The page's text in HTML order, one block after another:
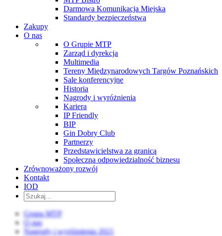
Darmowa Komunikacja Miejska
Standardy bezpieczeństwa
Zakupy
O nas
O Grupie MTP
Zarząd i dyrekcja
Multimedia
Tereny Międzynarodowych Targów Poznańskich
Sale konferencyjne
Historia
Nagrody i wyróżnienia
Kariera
IP Friendly
BIP
Gin Dobry Club
Partnerzy
Przedstawicielstwa za granicą
Społeczna odpowiedzialność biznesu
Zrównoważony rozwój
Kontakt
IOD
Grupa MTP
O nas
Nagrody i wyróżnienia 2021